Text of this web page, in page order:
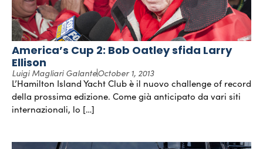
America’s Cup 2: Bob Oatley sfida Larry
Ellison
Luigi Magliari GalanteOctober 1, 2013
L’Hamilton Island Yacht Club è il nuovo challenge of record
della prossima edizione. Come già anticipato da vari siti
internazionali, lo […]